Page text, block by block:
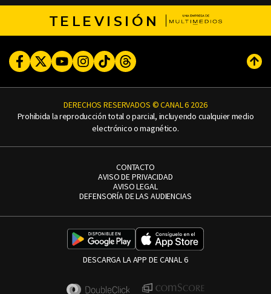
TELEVISIÓN
FacebookTwitterYoutubeInstagram
TikTokThreads
DERECHOS RESERVADOS © CANAL 6 2026
Prohibida la reproducción total o parcial, incluyendo cualquier medio
electrónico o magnético.
CONTACTO
AVISO DE PRIVACIDAD
AVISO LEGAL
DEFENSORÍA DE LAS AUDIENCIAS
DESCARGA LA APP DE CANAL 6